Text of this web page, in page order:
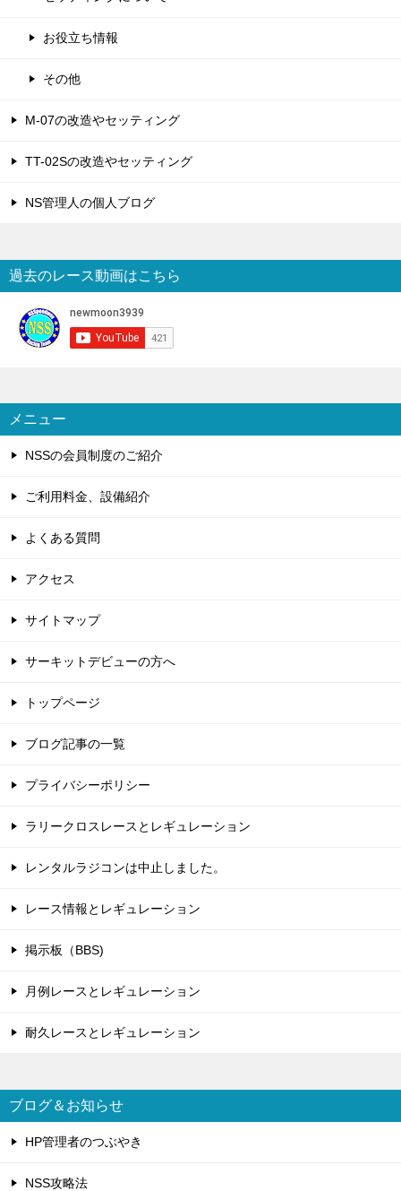
お役立ち情報
その他
M-07の改造やセッティング
TT-02Sの改造やセッティング
NS管理人の個人ブログ
過去のレース動画はこちら
メニュー
NSSの会員制度のご紹介
ご利用料金、設備紹介
よくある質問
アクセス
サイトマップ
サーキットデビューの方へ
トップページ
ブログ記事の一覧
プライバシーポリシー
ラリークロスレースとレギュレーション
レンタルラジコンは中止しました。
レース情報とレギュレーション
掲示板（BBS)
月例レースとレギュレーション
耐久レースとレギュレーション
ブログ＆お知らせ
HP管理者のつぶやき
NSS攻略法